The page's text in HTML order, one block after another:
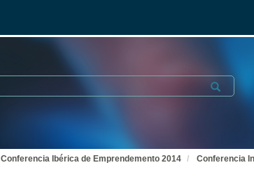
Submit
Conferencia Ibérica de Emprendemento 2014 Conferencia